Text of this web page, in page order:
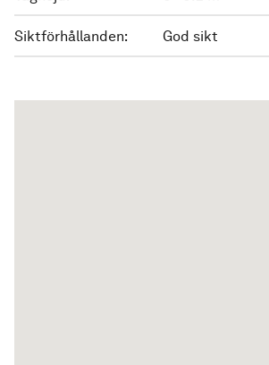
Siktförhållanden: God sikt